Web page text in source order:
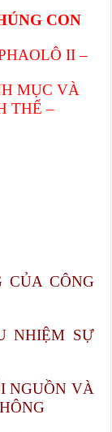
CON
II –
MỤC VÀ
THỂ –
CỦA CÔNG
NHIỆM SỰ
NGUỒN VÀ